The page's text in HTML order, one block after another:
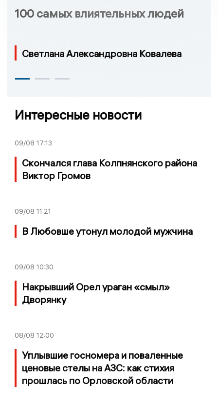
100 самых влиятельных людей
Светлана Александровна Ковалева
Интересные новости
09/08 17:13
Скончался глава Колпнянского района
Виктор Громов
09/08 11:21
В Любовше утонул молодой мужчина
09/08 10:30
Накрывший Орел ураган «смыл»
Дворянку
08/08 12:00
Уплывшие госномера и поваленные
ценовые стелы на АЗС: как стихия
прошлась по Орловской области